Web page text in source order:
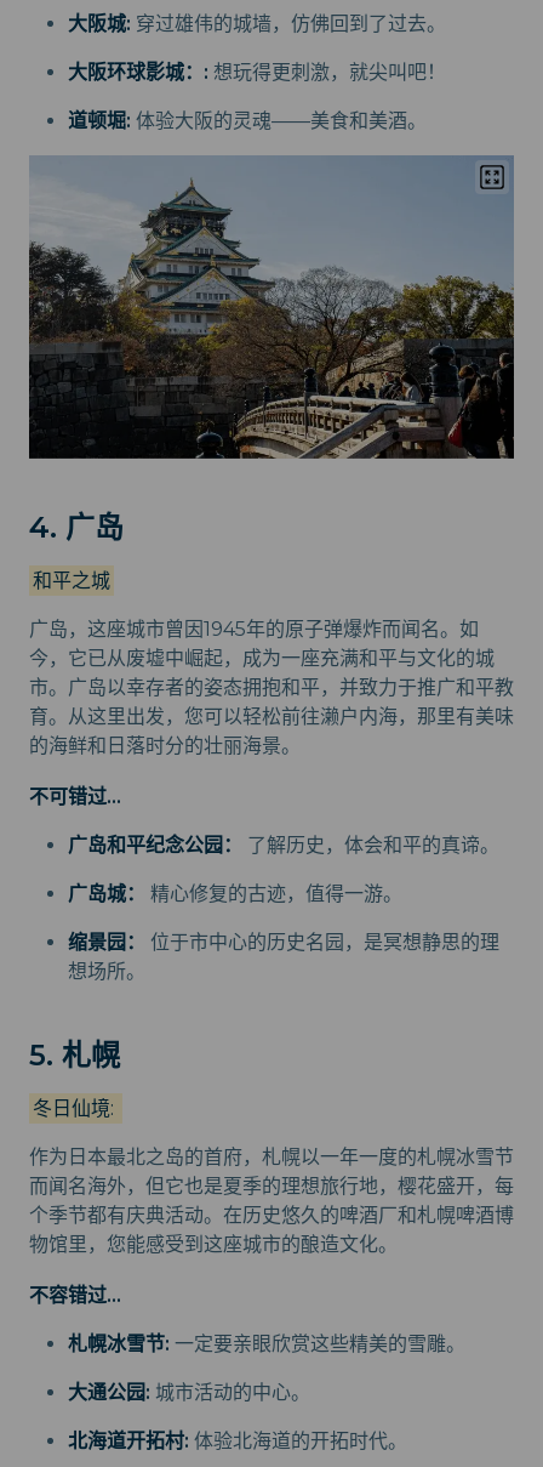
大阪城: 穿过雄伟的城墙，仿佛回到了过去。
大阪环球影城：: 想玩得更刺激，就尖叫吧！
道顿堀: 体验大阪的灵魂——美食和美酒。
4. 广岛
和平之城
广岛，这座城市曾因1945年的原子弹爆炸而闻名。如
今，它已从废墟中崛起，成为一座充满和平与文化的城
市。广岛以幸存者的姿态拥抱和平，并致力于推广和平教
育。从这里出发，您可以轻松前往濑户内海，那里有美味
的海鲜和日落时分的壮丽海景。
不可错过...
广岛和平纪念公园： 了解历史，体会和平的真谛。
广岛城： 精心修复的古迹，值得一游。
缩景园：
位于市中心的历史名园，是冥想静思的理
想场所。
5. 札幌
冬日仙境:
作为日本最北之岛的首府，札幌以一年一度的札幌冰雪节
而闻名海外，但它也是夏季的理想旅行地，樱花盛开，每
个季节都有庆典活动。在历史悠久的啤酒厂和札幌啤酒博
物馆里，您能感受到这座城市的酿造文化。
不容错过...
札幌冰雪节: 一定要亲眼欣赏这些精美的雪雕。
大通公园: 城市活动的中心。
北海道开拓村: 体验北海道的开拓时代。